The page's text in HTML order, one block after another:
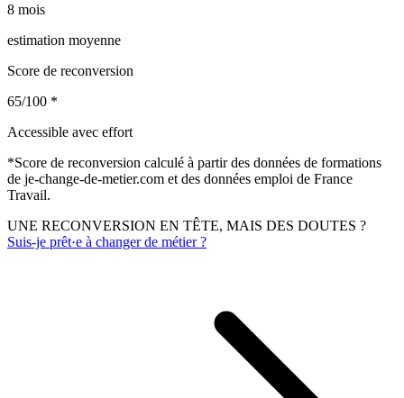
8 mois
estimation moyenne
Score de reconversion
65/100 *
Accessible avec effort
*Score de reconversion calculé à partir des données de formations
de je-change-de-metier.com et des données emploi de France
Travail.
UNE RECONVERSION EN TÊTE, MAIS DES DOUTES ?
Suis-je prêt·e à changer de métier ?